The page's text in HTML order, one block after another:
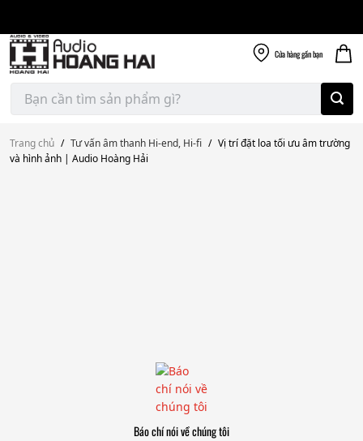
content
Cửa hànggần bạn
Tìm
kiếm:
Trang chủ / Tư vấn âm thanh Hi-end, Hi-fi / Vị trí đặt loa tối ưu âm trường
và hình ảnh | Audio Hoàng Hải
Báo chí nói về chúng tôi